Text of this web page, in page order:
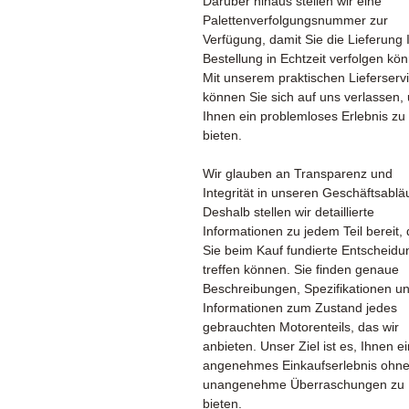
Palettenverfolgungsnummer zur
Verfügung, damit Sie die Lieferung
Bestellung in Echtzeit verfolgen
Mit unserem praktischen
können Sie sich auf uns verlassen,
Ihnen ein problemloses Erlebnis zu
bieten.
Wir glauben an Transparenz und
Integrität in unseren
Deshalb stellen wir detaillierte
Informationen zu jedem Teil bereit,
Sie beim Kauf fundierte
treffen können. Sie finden genaue
Beschreibungen, Spezifikationen
Informationen zum Zustand jedes
gebrauchten Motorenteils, das wir
anbieten. Unser Ziel ist es, Ihnen
angenehmes Einkaufserlebnis ohne
unangenehme Überraschungen zu
bieten.